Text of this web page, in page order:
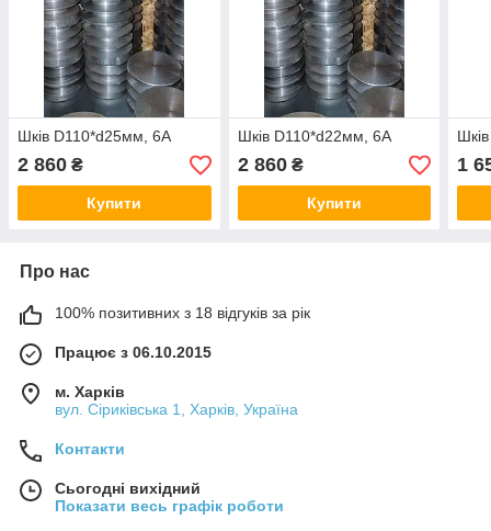
Шків D110*d25мм, 6А
2 860 ₴
Купити
Шків D110*d22мм, 6А
2 860₴
Купити
1
Про нас
100% позитивних з 18 відгуків за рік
Працює з 06.10.2015
м. Харків
вул. Сіриківська 1, Харків, Україна
Контакти
Сьогодні вихідний
Показати весь графік роботи